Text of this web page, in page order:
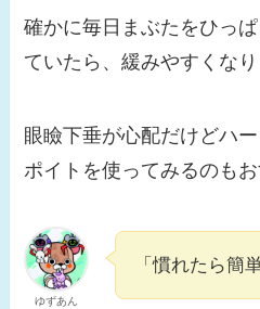
確かに毎日まぶたをひっ
ていたら、緩みやすくなり
眼瞼下垂が心配だけどハ
ポイトを使ってみるのもお
ゆずあん
「慣れたら簡